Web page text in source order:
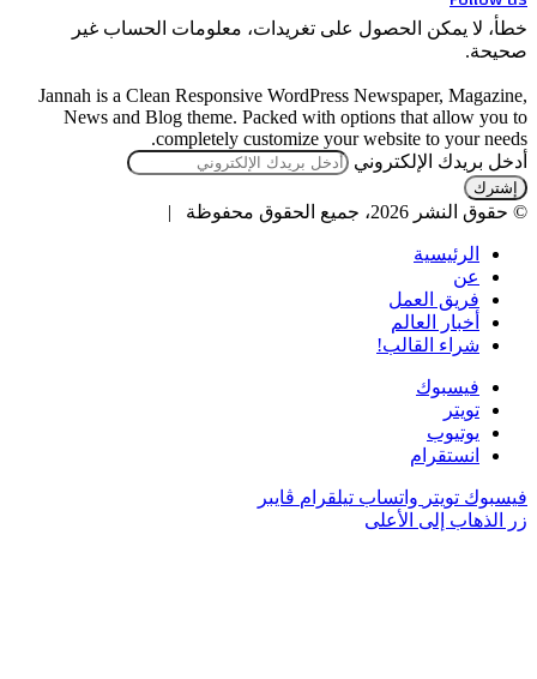
خطأ، لا يمكن الحصول على تغريدات، معلومات الحساب غير
صحيحة.
Jannah is a Clean Responsive WordPress Newspaper, Magazine,
News and Blog theme. Packed with options that allow you to
completely customize your website to your needs.
أدخل بريدك الإلكتروني
© حقوق النشر 2026، جميع الحقوق محفوظة |
الرئيسية
عن
فريق العمل
أخبار العالم
شراء القالب!
فيسبوك
تويتر
يوتيوب
انستقرام
فيسبوك تويتر واتساب تيلقرام ڤايبر
زر الذهاب إلى الأعلى